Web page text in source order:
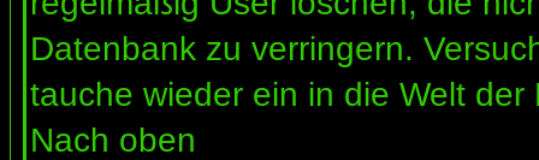
Datenbank zu verringern.
tauche wieder ein in die Welt der
Nach oben